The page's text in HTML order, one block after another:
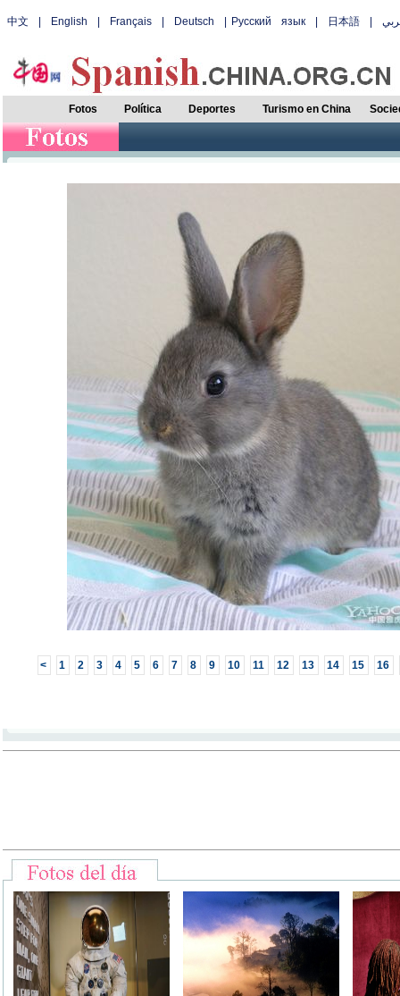
中文 English Français Deutsch Русский язык 日本語
Fotos Política Deportes Turismo en China
< 1 2 3 4 5 6 7 8 9 10 11 12 13 14 15 16